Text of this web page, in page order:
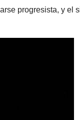
progresista, y el